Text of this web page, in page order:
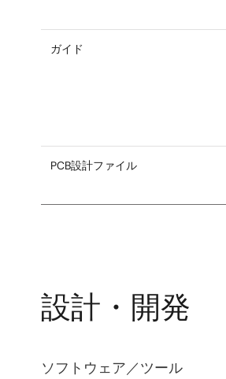
ガイド
PCB設計ファイル
設計・開発
ソフトウェア／ツール